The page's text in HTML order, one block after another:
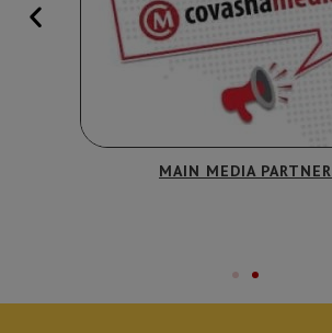
MAIN MEDIA PARTNER